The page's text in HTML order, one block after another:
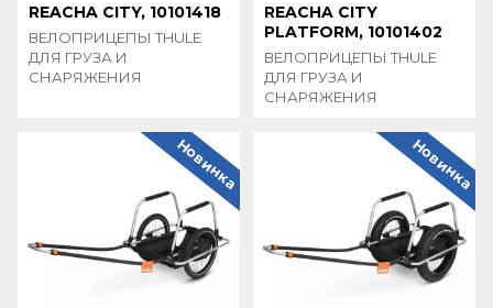
REACHA CITY, 10101418
ВЕЛОПРИЦЕПЫ THULE
ДЛЯ ГРУЗА И
СНАРЯЖЕНИЯ
REACHA CITY
PLATFORM, 10101402
ВЕЛОПРИЦЕПЫ THULE
ДЛЯ ГРУЗА И
СНАРЯЖЕНИЯ
Новинка Новинка